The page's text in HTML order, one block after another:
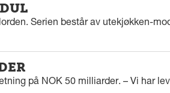
Serien består av utekjøkken-
på NOK 50 milliarder. – Vi har